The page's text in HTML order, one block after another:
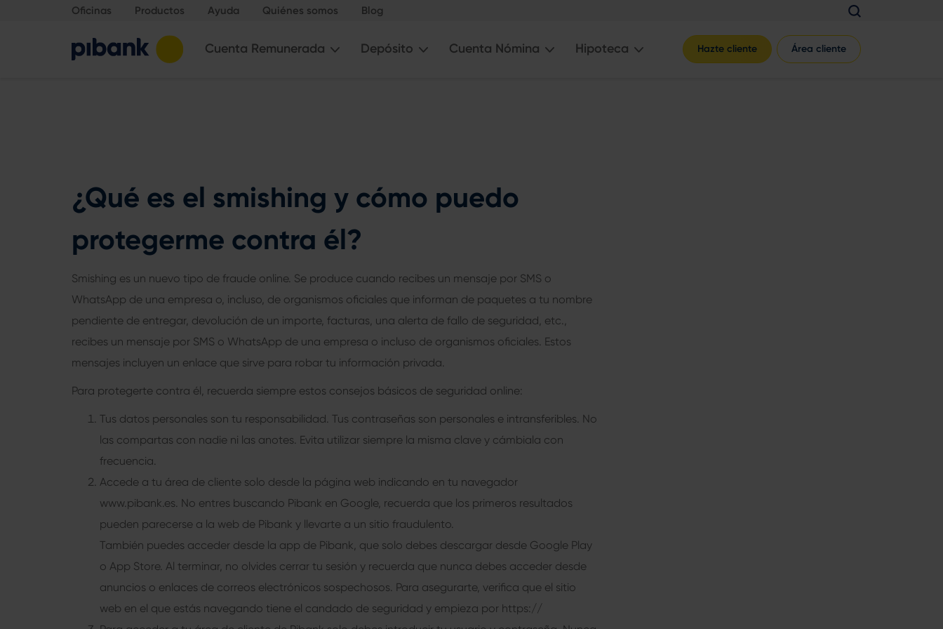
Oficinas Productos Ayuda Quiénes somos Blog
Cuenta Remunerada Depósito Cuenta Nómina Hipoteca Hazte cliente Área cliente
¿Qué es el smishing y cómo puedo
protegerme contra él?
Smishing es un nuevo tipo de fraude online. Se produce cuando recibes un mensaje por SMS o
WhatsApp de una empresa o, incluso, de organismos oficiales que informan de paquetes a tu nombre
pendiente de entregar, devolución de un importe, facturas, una alerta de fallo de seguridad, etc.,
recibes un mensaje por SMS o WhatsApp de una empresa o incluso de organismos oficiales. Estos
mensajes incluyen un enlace que sirve para robar tu información privada.
Para protegerte contra él, recuerda siempre estos consejos básicos de seguridad online:
Tus datos personales son tu responsabilidad. Tus contraseñas son personales e intransferibles. No
las compartas con nadie ni las anotes. Evita utilizar siempre la misma clave y cámbiala con
frecuencia.
Accede a tu área de cliente solo desde la página web indicando en tu navegador
www.pibank.es. No entres buscando Pibank en Google, recuerda que los primeros resultados
pueden parecerse a la web de Pibank y llevarte a un sitio fraudulento.
También puedes acceder desde la app de Pibank, que solo debes descargar desde Google Play
o App Store. Al terminar, no olvides cerrar tu sesión y recuerda que nunca debes acceder desde
anuncios o enlaces de correos electrónicos sospechosos. Para asegurarte, verifica que el sitio
web en el que estás navegando tiene el candado de seguridad y empieza por https://